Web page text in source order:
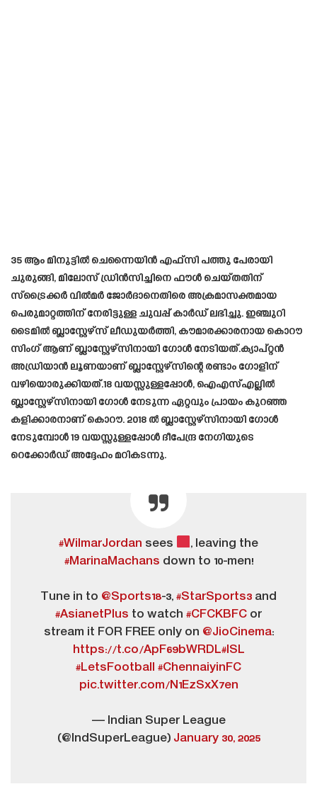
35 ആം മിനുട്ടിൽ ചെന്നൈയിൻ എഫ്‌സി പത്തു പേരായി
ചുരുങ്ങി, മിലോസ് ഡ്രിൻസിച്ചിനെ ഫൗൾ ചെയ്തതിന്
സ്ട്രൈക്കർ വിൽമർ ജോർദാനെതിരെ അക്രമാസക്തമായ
പെരുമാറ്റത്തിന് നേരിട്ടുള്ള ചുവപ്പ് കാർഡ് ലഭിച്ചു. ഇഞ്ചുറി
ടൈമിൽ ബ്ലാസ്റ്റേഴ്‌സ് ലീഡുയർത്തി, കൗമാരക്കാരനായ കൊറൗ
സിംഗ് ആണ് ബ്ലാസ്റ്റേഴ്സിനായി ഗോൾ നേടിയത്.ക്യാപ്റ്റന്‍
അഡ്രിയാന്‍ ലൂണയാണ് ബ്ലാസ്റ്റേഴ്‌സിന്റെ രണ്ടാം ഗോളിന്
വഴിയൊരുക്കിയത്.18 വയസ്സുള്ളപ്പോൾ, ഐ‌എസ്‌എല്ലിൽ
ബ്ലാസ്റ്റേഴ്‌സിനായി ഗോൾ നേടുന്ന ഏറ്റവും പ്രായം കുറഞ്ഞ
കളിക്കാരനാണ് കൊറൗ. 2018 ൽ ബ്ലാസ്റ്റേഴ്‌സിനായി ഗോൾ
നേടുമ്പോൾ 19 വയസ്സുള്ളപ്പോൾ ദീപേന്ദ്ര നേഗിയുടെ
റെക്കോർഡ് അദ്ദേഹം മറികടന്നു.
#WilmarJordan sees
, leaving the
#MarinaMachans down to 10-men!
Tune in to @Sports18-3, #StarSports3 and
#AsianetPlus to watch #CFCKBFC or
stream it FOR FREE only on @JioCinema:
https://t.co/ApF69bWRDL#ISL
#LetsFootball
#ChennaiyinFC
pic.twitter.com/N1EzSxX7en
— Indian Super League
(@IndSuperLeague) January 30, 2025